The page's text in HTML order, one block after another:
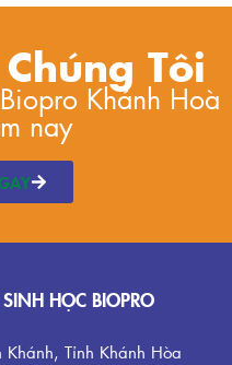
Tôi
Khánh Hoà
nay
HỌC BIOPRO
Tỉnh Khánh Hòa